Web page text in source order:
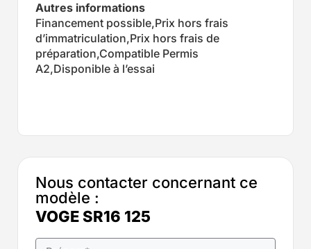
Autres informations
Financement possible,Prix hors frais
d’immatriculation,Prix hors frais de
préparation,Compatible Permis
A2,Disponible à l’essai
Nous contacter concernant ce
modèle :
VOGE SR16 125